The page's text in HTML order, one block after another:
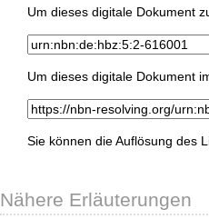
Um dieses digitale Dokument
Um dieses digitale Dokument
Sie können die Auflösung des
Nähere Erläuterungen